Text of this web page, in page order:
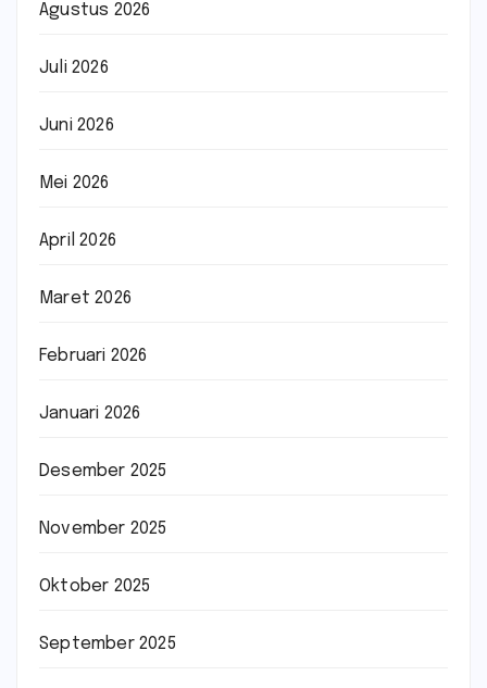
Agustus 2026
Juli 2026
Juni 2026
Mei 2026
April 2026
Maret 2026
Februari 2026
Januari 2026
Desember 2025
November 2025
Oktober 2025
September 2025